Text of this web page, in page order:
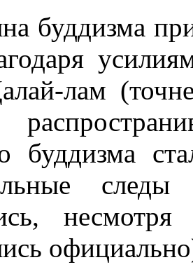
буддизма
лам
буддизма